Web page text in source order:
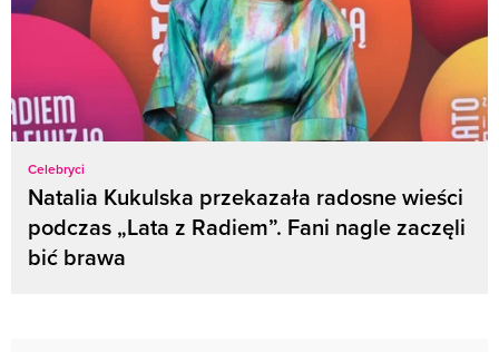
Celebryci
Natalia Kukulska przekazała radosne wieści
podczas „Lata z Radiem”. Fani nagle zaczęli
bić brawa